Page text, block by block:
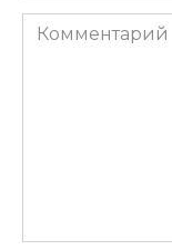
Комментарий